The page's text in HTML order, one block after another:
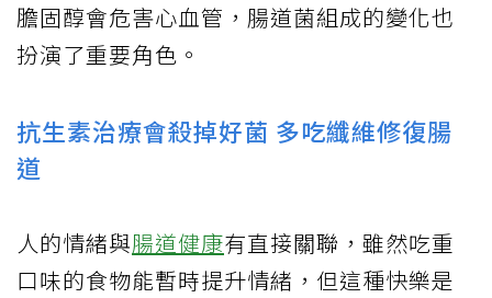
膽固醇會危害心血管，腸道菌組成的變化也
扮演了重要角色。
抗生素治療會殺掉好菌 多吃纖維修復腸
道
人的情緒與腸道健康有直接關聯，雖然吃重
口味的食物能暫時提升情緒，但這種快樂是